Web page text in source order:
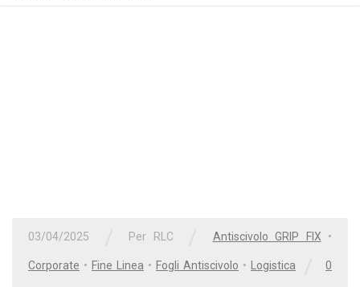
03/04/2025 Per RLC Antiscivolo GRIP FIX •
Corporate • Fine Linea • Fogli Antiscivolo • Logistica 0